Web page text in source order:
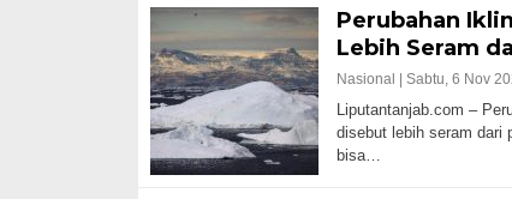
Perubahan
Lebih Seram
Nasional | Sabtu, 6 Nov
Liputantanjab.com –
disebut lebih seram dari
bisa…